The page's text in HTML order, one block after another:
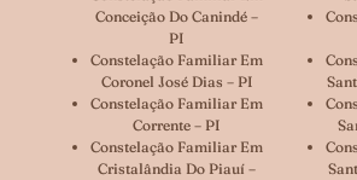
Conceição Do Canindé –
PI
Constelação Familiar Em
Coronel José Dias – PI
Constelação Familiar Em
Corrente – PI
Constelação Familiar Em
Cristalândia Do Piauí –